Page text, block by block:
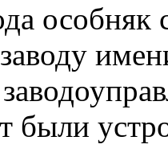
особняк
были